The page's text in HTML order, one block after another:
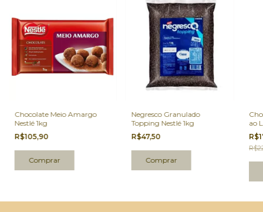
Chocolate Meio Amargo
Nestlé 1kg
R$105,90
Negresco Granulado
Topping Nestlé 1kg
R$47,50
ao